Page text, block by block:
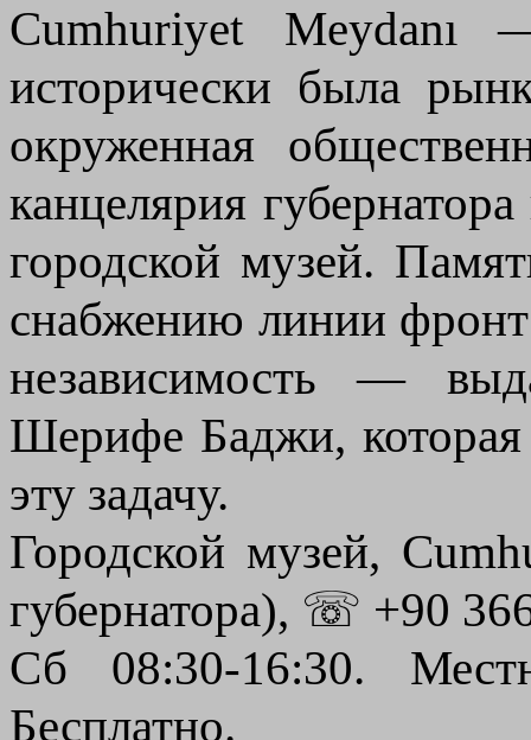
Cumhuriyet
исторически была
окруженная
канцелярия
городской музей.
снабжению линии
независимость —
Шерифе Баджи, которая
эту задачу.
Городской музей,
губернатора), ☏ +90
Сб 08:30-16:30.
Бесплатно.